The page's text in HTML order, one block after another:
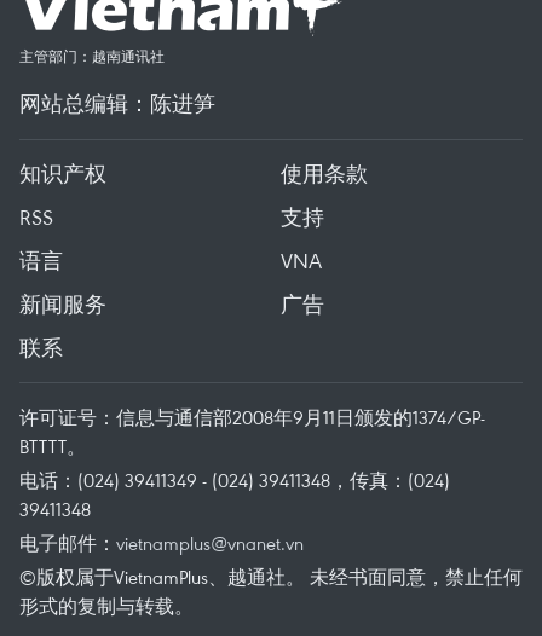
主管部门：越南通讯社
网站总编辑：陈进笋
知识产权
使用条款
RSS
支持
语言
VNA
新闻服务
广告
联系
许可证号：信息与通信部2008年9月11日颁发的1374/GP-
BTTTT。
电话：(024) 39411349 - (024) 39411348，传真：(024)
39411348
电子邮件： vietnamplus@vnanet.vn
©版权属于VietnamPlus、越通社。 未经书面同意，禁止任何
形式的复制与转载。